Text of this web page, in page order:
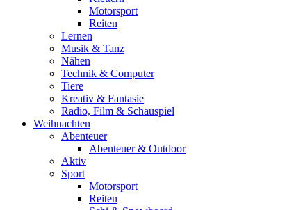
Motorsport
Reiten
Lernen
Musik & Tanz
Nähen
Technik & Computer
Tiere
Kreativ & Fantasie
Radio, Film & Schauspiel
Weihnachten
Abenteuer
Abenteuer & Outdoor
Aktiv
Sport
Motorsport
Reiten